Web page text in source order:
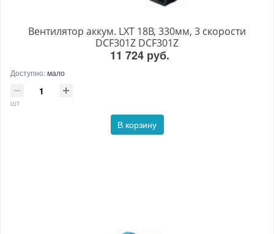
Вентилятор аккум. LXT 18В, 330мм, 3 скорости
DCF301Z DCF301Z
11 724 руб.
Доступно:мало
шт
В корзину